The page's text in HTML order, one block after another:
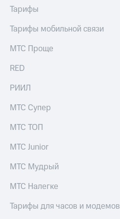
Тарифы
Тарифы мобильной связи
МТС Проще
RED
РИИЛ
МТС Супер
МТС ТОП
МТС Junior
МТС Мудрый
МТС Налегке
Тарифы для часов и модемов